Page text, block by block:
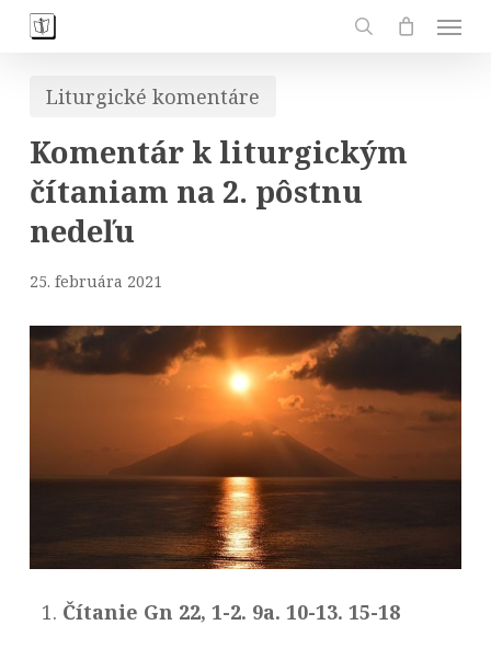
Skip
contentLiturgické komentáre
Komentár k liturgickým
čítaniam na 2. pôstnu
nedeľu
25. februára 2021
Čítanie Gn 22, 1-2. 9a. 10-13. 15-18